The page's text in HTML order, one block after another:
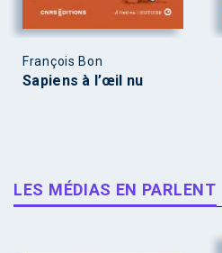
François Bon
Sapiens à l’œil nu
LES MÉDIAS EN PARLENT